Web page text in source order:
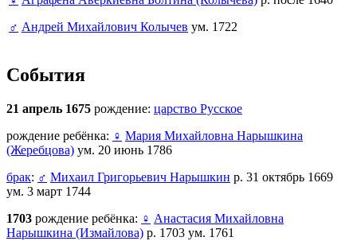
♂ Андрей Михайлович Колычев ум. 1722
События
21 апрель 1675 рождение: царство Русское
рождение ребёнка: ♀ Мария Михайловна Нарышкина
(Жеребцова) ум. 20 июнь 1786
брак: ♂ Михаил Григорьевич Нарышкин р. 31 октябрь 1669
ум. 3 март 1744
1703 рождение ребёнка: ♀ Анастасия Михайловна
Нарышкина (Измайлова) р. 1703 ум. 1761